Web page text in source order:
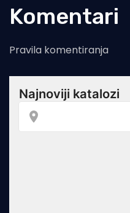
Komentari
Pravila komentiranja